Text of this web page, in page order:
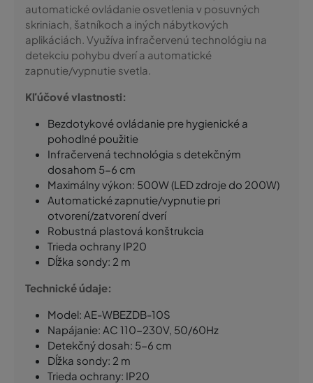
automatické ovládanie osvetlenia v posuvných
skriniach, šatníkoch a iných nábytkových
aplikáciách. Využíva infračervenú technológiu na
detekciu pohybu dverí a automatické
zapnutie/vypnutie svetla.
Kľúčové vlastnosti:
Bezdotykové ovládanie pre hygienické a
pohodlné použitie
Infračervená technológia s detekčným
dosahom 5-6 cm
Maximálny výkon: 500W (LED zdroje do 200W)
Automatické zapnutie/vypnutie pri
otvorení/zatvorení dverí
Robustná plastová konštrukcia
Trieda ochrany IP20
Dĺžka sondy: 2 m
Technické údaje:
Model: AE-WBEZDB-10S
Napájanie: AC 110-230V, 50/60Hz
Detekčný dosah: 5-6 cm
Dĺžka sondy: 2 m
Trieda ochrany: IP20